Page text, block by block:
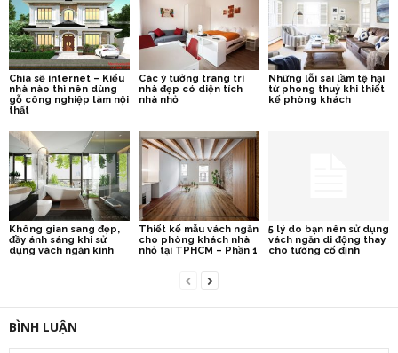
Chia sẽ internet – Kiểu
nhà nào thì nên dùng
gỗ công nghiệp làm nội
thất
Các ý tưởng trang trí
nhà đẹp có diện tích
nhà nhỏ
Những lỗi sai lầm tệ hại
từ phong thuỷ khi thiết
kế phòng khách
Không gian sang đẹp,
đầy ánh sáng khi sử
dụng vách ngăn kính
Thiết kế mẫu vách ngăn
cho phòng khách nhà
nhỏ tại TPHCM – Phần 1
5 lý do bạn nên sử dụng
vách ngăn di động thay
cho tường cố định
BÌNH LUẬN